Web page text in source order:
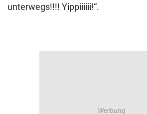
unterwegs!!!! Yippiiiiii!“.